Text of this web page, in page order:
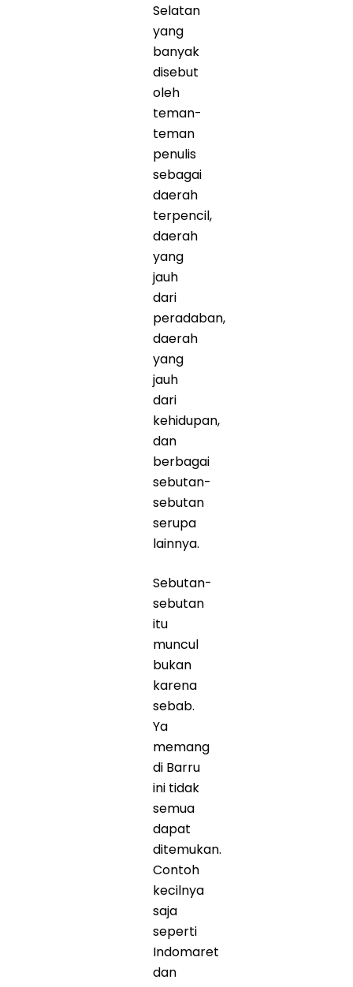
Selatan
yang
banyak
disebut
oleh
teman-
teman
penulis
sebagai
daerah
terpencil,
daerah
yang
jauh
dari
peradaban,
daerah
yang
jauh
dari
kehidupan,
dan
berbagai
sebutan-
sebutan
serupa
lainnya.
Sebutan-
sebutan
itu
muncul
bukan
karena
sebab.
Ya
memang
di Barru
ini tidak
semua
dapat
ditemukan.
Contoh
kecilnya
saja
seperti
Indomaret
dan